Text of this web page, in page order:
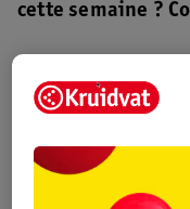
cette semaine ?
Dépliant
Profitez-en